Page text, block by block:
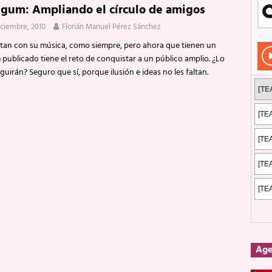
Rockeros certificados
ENTREVISTAS
2 de mayo de 2026 en Fuengirola
Su ‘aullido’ retumbó ferozmente en Fuengirola.
REPORTAJES
La historia de Nintendo Vol. 2 PUBLICACIONES
Ampliando el círculo de amigos
2010 Florián Manuel Pérez Sánchez
con su música, como siempre, pero ahora que tienen un
tiene el reto de conquistar a un público amplio. ¿Lo
Seguro que sí, porque ilusión e ideas no les faltan.